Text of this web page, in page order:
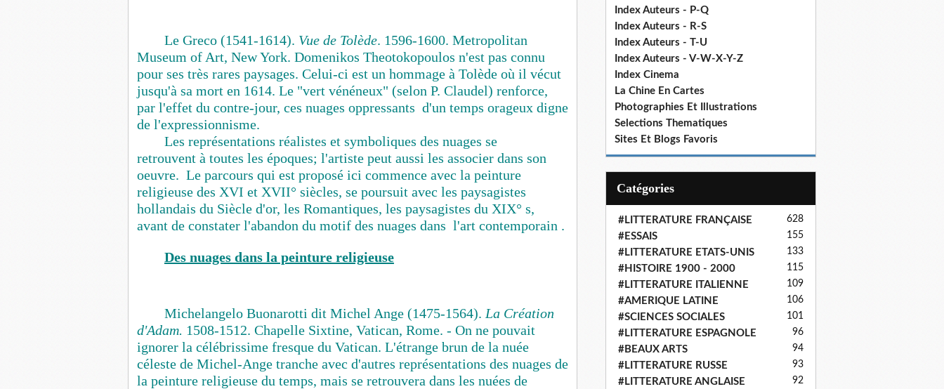
Le Greco (1541-1614). Vue de Tolède. 1596-1600. Metropolitan
Museum of Art, New York. Domenikos Theotokopoulos n'est pas connu
pour ses très rares paysages. Celui-ci est un hommage à Tolède où il vécut
jusqu'à sa mort en 1614. Le "vert vénéneux" (selon P. Claudel) renforce,
par l'effet du contre-jour, ces nuages oppressants d'un temps orageux digne
de l'expressionnisme.
Les représentations réalistes et symboliques des nuages se
retrouvent à toutes les époques; l'artiste peut aussi les associer dans son
oeuvre. Le parcours qui est proposé ici commence avec la peinture
religieuse des XVI et XVII° siècles, se poursuit avec les paysagistes
hollandais du Siècle d'or, les Romantiques, les paysagistes du XIX° s,
avant de constater l'abandon du motif des nuages dans l'art contemporain .
Des nuages dans la peinture religieuse
Michelangelo Buonarotti dit Michel Ange (1475-1564). La Création
d'Adam. 1508-1512. Chapelle Sixtine, Vatican, Rome. - On ne pouvait
ignorer la célébrissime fresque du Vatican. L'étrange brun de la nuée
céleste de Michel-Ange tranche avec d'autres représentations des nuages de
la peinture religieuse du temps, mais se retrouvera dans les nuées de
Index Auteurs - P-Q
Index Auteurs - R-S
Index Auteurs - T-U
Index Auteurs - V-W-X-Y-Z
Index Cinema
La Chine En Cartes
Photographies Et Illustrations
Selections Thematiques
Sites Et Blogs Favoris
Catégories
#LITTERATURE FRANÇAISE 628
#ESSAIS 155
#LITTERATURE ETATS-UNIS 133
#HISTOIRE 1900 - 2000 115
#LITTERATURE ITALIENNE 109
#AMERIQUE LATINE 106
#SCIENCES SOCIALES 101
#LITTERATURE ESPAGNOLE 96
#BEAUX ARTS 94
#LITTERATURE RUSSE 93
#LITTERATURE ANGLAISE 92